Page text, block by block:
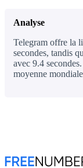
Analyse
Telegram offre la
secondes, tandis
avec 9.4
moyenne